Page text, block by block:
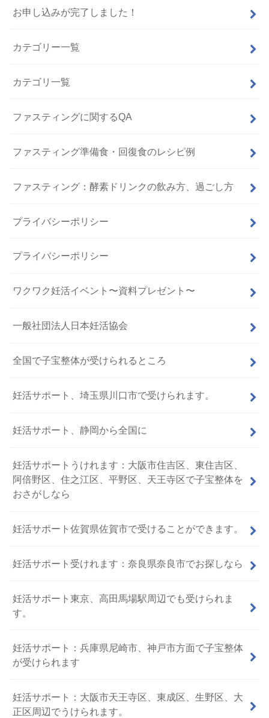
お申し込みが完了しました！
カテゴリー一覧
カテゴリ一覧
ファスティングに関するQA
ファスティング準備食・回復食のレシピ例
ファスティング：酵素ドリンクの飲み方、過ごし方
プライバシーポリシー
プライバシーポリシー
ワクワク妊活イベント〜資料プレゼント〜
一般社団法人日本妊活協会
全国で子宝整体が受けられるところ
妊活サポート、埼玉県川口市で受けられます。
妊活サポート、静岡から全国に
妊活サポートうけれます：大阪市住吉区、東住吉区、
阿倍野区、住之江区、平野区、天王寺区で子宝整体を
おさがしなら
妊活サポート佐賀県佐賀市で受けることができます。
妊活サポート受けれます：奈良県奈良市でお探しなら
妊活サポート東京、高田馬場駅周辺でも受けられま
す。
妊活サポート：兵庫県尼崎市、神戸市方面で子宝整体
が受けられます
妊活サポート：大阪市天王寺区、東成区、生野区、大
正区周辺でうけられます。